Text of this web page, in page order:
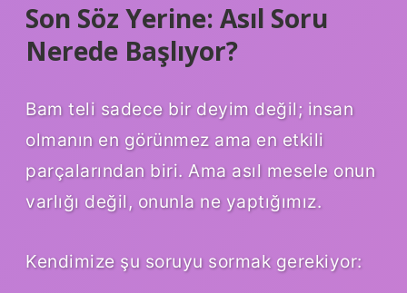
Son Söz Yerine: Asıl Soru
Nerede Başlıyor?
Bam teli sadece bir deyim değil; insan
olmanın en görünmez ama en etkili
parçalarından biri. Ama asıl mesele onun
varlığı değil, onunla ne yaptığımız.
Kendimize şu soruyu sormak gerekiyor: